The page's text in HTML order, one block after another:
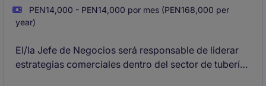
PEN14,000 - PEN14,000 por mes (PEN168,000 per
year)
El/la Jefe de Negocios será responsable de liderar
estrategias comerciales dentro del sector de tuberías